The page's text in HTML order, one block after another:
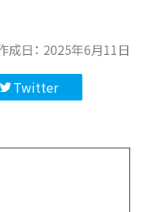
成日： 2025年6月11日
Twitter